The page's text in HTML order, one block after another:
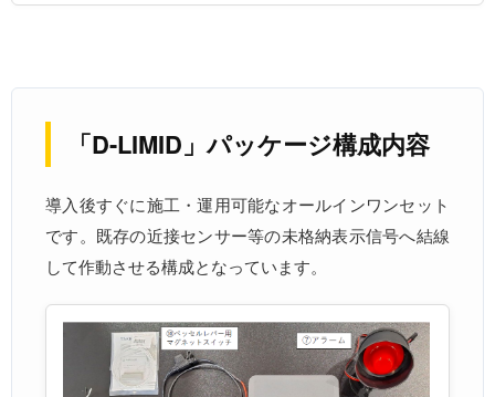
「D-LIMID」パッケージ構成内容
導入後すぐに施工・運用可能なオールインワンセット
です。既存の近接センサー等の未格納表示信号へ結線
して作動させる構成となっています。